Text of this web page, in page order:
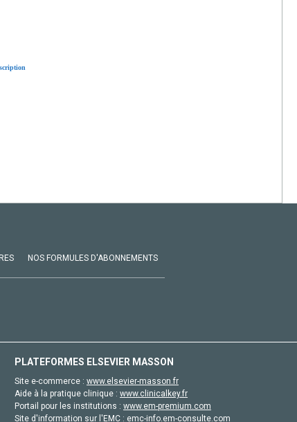
NOS FORMULES D'ABONNEMENTS
PLATEFORMES ELSEVIER MASSON
Site e-commerce : www.elsevier-masson.fr
Aide à la pratique clinique : www.clinicalkey.fr
Portail pour les institutions : www.em-premium.com
Site d'information sur l'EMC : emc-info.em-consulte.com